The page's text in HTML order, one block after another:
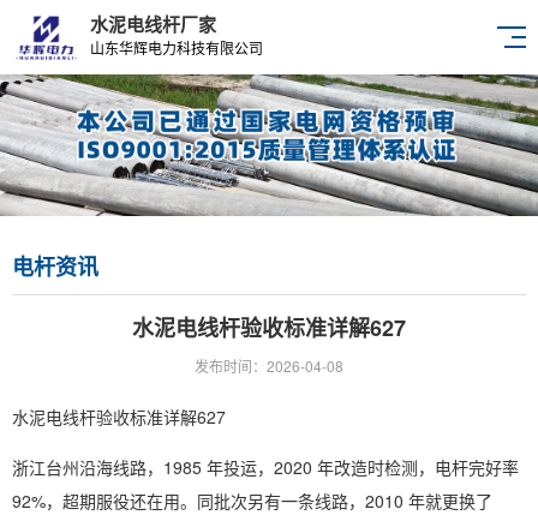
水泥电线杆厂家
山东华辉电力科技有限公司
电杆资讯
水泥电线杆验收标准详解627
发布时间：2026-04-08
水泥电线杆验收标准详解627
浙江台州沿海线路，1985 年投运，2020 年改造时检测，电杆完好率
92%，超期服役还在用。同批次另有一条线路，2010 年就更换了